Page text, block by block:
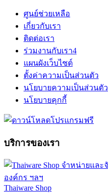
ศูนย์ช่วยเหลือ
เกี่ยวกับเรา
ติดต่อเรา
ร่วมงานกับเรา4
แผนผังเว็บไซต์
ตั้งค่าความเป็นส่วนตัว
นโยบายความเป็นส่วนตัว
นโยบายคุกกี้
บริการของเรา
Thaiware Shop